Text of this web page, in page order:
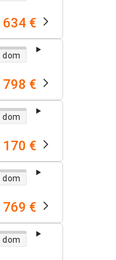
634 €
dom
798 €
dom
170 €
dom
769 €
dom